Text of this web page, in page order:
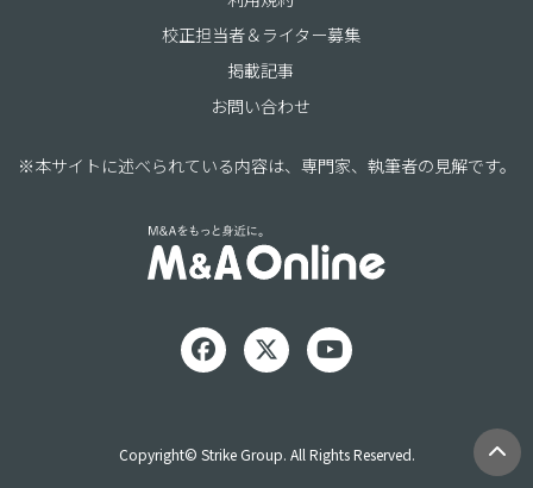
校正担当者＆ライター募集
掲載記事
お問い合わせ
※本サイトに述べられている内容は、専門家、執筆者の見解です。
Copyright© Strike Group. All Rights Reserved.